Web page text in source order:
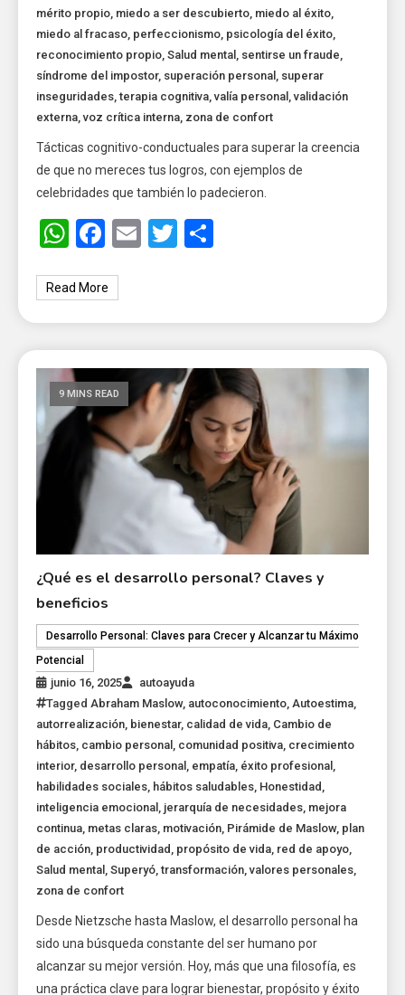
mérito propio miedo a ser descubierto miedo al éxito
miedo al fracaso perfeccionismo psicología del éxito
reconocimiento propio ,Salud mental sentirse un fraude
síndrome del impostor, superación personal superar
inseguridades ,terapia cognitiva ,valía personal ,validación
externa ,voz crítica interna zona de confort
Tácticas cognitivo-conductuales para superar la creencia
de que no mereces tus logros, con ejemplos de
celebridades que también lo padecieron.
WhatsApp
Facebook
EmailTwitter
Read More
9 MINS READ
¿Qué es el desarrollo personal? Claves y
beneficios
Desarrollo Personal: Claves para Crecer y Alcanzar tu Máximo
Potencial
junio 16, 2025
autoayuda
TaggedAbraham Maslow, autoconocimiento,Autoestima,
autorrealización, bienestar, calidad de vida, Cambio de
hábitos, cambio personal , comunidad positiva, crecimiento
interior, desarrollo personal , empatía, éxito profesional ,
habilidades sociales, hábitos saludables, Honestidad ,
inteligencia emocional , jerarquía de necesidades, mejora
continua, metas claras, motivación, Pirámide de Maslow, plan
de acción, productividad , propósito de vida, red de apoyo,
Salud mental ,Superyó,transformación,valores personales,
zona de confort
Desde Nietzsche hasta Maslow, el desarrollo personal ha
sido una búsqueda constante del ser humano por
alcanzar su mejor versión. Hoy, más que una filosofía, es
una práctica clave para lograr bienestar, propósito y éxito